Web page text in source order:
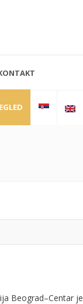
Beograd–Centar je